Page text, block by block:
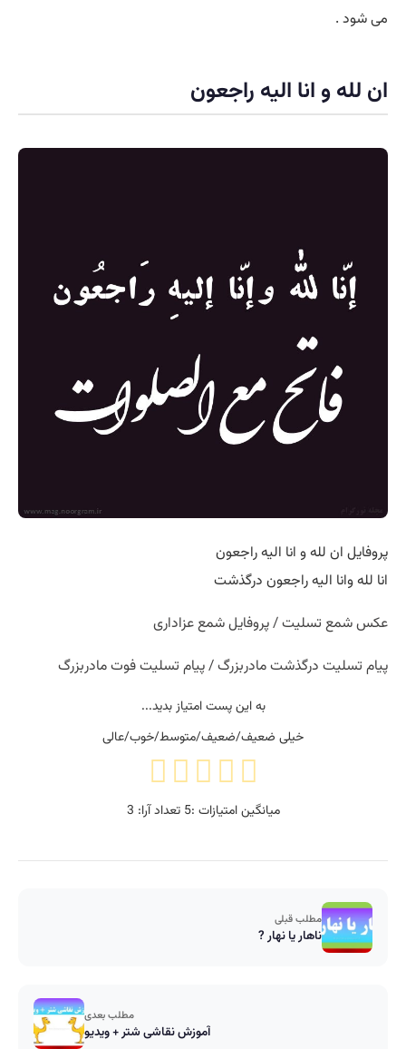
می شود .
ان لله و انا اليه راجعون
پروفایل ان لله و انا اليه راجعون
انا لله وانا اليه راجعون درگذشت
عکس شمع تسلیت / پروفایل شمع عزاداری
پیام تسلیت درگذشت مادربزرگ / پیام تسلیت فوت مادربزرگ
به این پست امتیاز بدید...
خیلی ضعیف/ضعیف/متوسط/خوب/عالی
میانگین امتیازات :5 تعداد آرا: 3
مطلب قبلی
ناهار یا نهار ?
مطلب بعدی
آموزش نقاشی شتر + ویدیو